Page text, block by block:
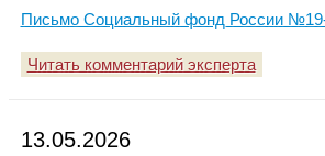
Письмо Социальный фонд России №19-
Читать комментарий эксперта
13.05.2026